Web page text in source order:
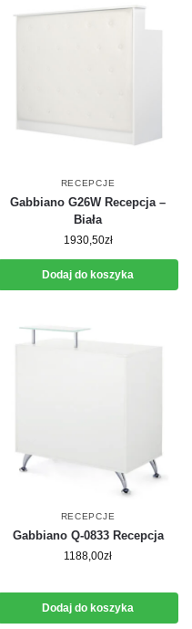
RECEPCJE
Gabbiano G26W Recepcja –
Biała
1930,50zł
Dodaj do koszyka
RECEPCJE
Gabbiano Q-0833 Recepcja
1188,00zł
Dodaj do koszyka